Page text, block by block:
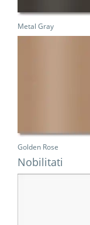
Metal Gray
Golden Rose
Nobilitati